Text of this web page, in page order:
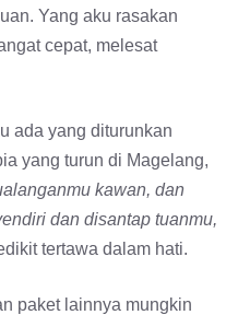
Yang aku rasakan
cepat, melesat
ada yang diturunkan
yang turun di Magelang,
kawan, dan
dan disantap tuanmu,
tertawa dalam hati.
paket lainnya mungkin